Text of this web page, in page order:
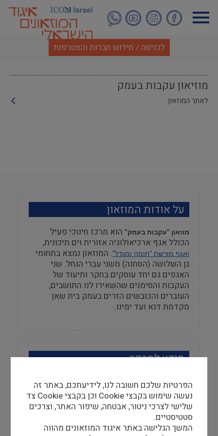
לתוכן
העיקרי
לכניסה / חידוש חברות והצטרפות
מוזיאון עקבות בעמק
לאתר המוזאון
על אודות המוזאון
​​​​​​מוזאון "עקבות בעמק"הוא מרכז חינוכי פעיל
הכולל אגף ארכיאולוגיה אזורית וים תיכונית,
ואגף מורשת "חומה ומגדל"​. המוזאון נמצא בתחומי
גן השלושה (הסחנה) משני עברי הנחל. שני
האגפים גם יחד עוסקים בחקר ותיעוד של
העקבות והסימנים שהשאירו לנו התושבים,
העוברים והכובשים הזרים בעמק בית שאן
מקדמת דנא ועד ימינו.
מידע למבקר
שעות פתיחה
המוזאון סגור בשבתות, כמו בשישי וערבי חג רק
בתיאום מראש
הפרטיות שלכם חשובה לנו, לידיעתכם, באתר זה
נעשה שימוש בקבצי Cookie וכן בקבצי Cookie צד
שלישי לצרכי ניטור, אבטחה, שיפור האתר, וצרכים
סטטיסטיים.
המשך הגלישה באתר איגוד המוזאונים מהווה